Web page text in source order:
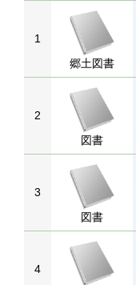
1
郷土図書
2
図書
3
図書
4